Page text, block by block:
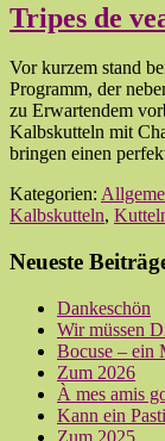
Tripes de
Vor kurzem stand
Programm, der
zu Erwartendem
Kalbskutteln mit
bringen einen
Kategorien:
Kalbskutteln,
Neueste
Dankeschön
Wir müssen
Bocuse – ein
Zum 2026
À mes amis
Kann ein
Zum 2025